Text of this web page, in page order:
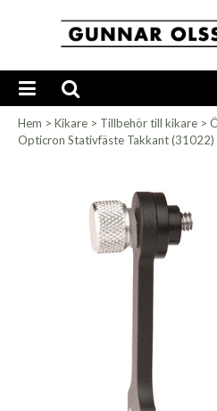
Hem > Kikare > Tillbehör till kikare >
Opticron Stativfäste Takkant (31022)